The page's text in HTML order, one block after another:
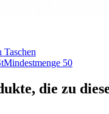
Taschen
Mindestmenge 50
die zu